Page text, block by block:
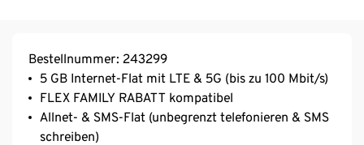
Bestellnummer: 243299
5 GB Internet-Flat mit LTE & 5G (bis zu 100 Mbit/s)
FLEX FAMILY RABATT kompatibel
Allnet- & SMS-Flat (unbegrenzt telefonieren & SMS
schreiben)